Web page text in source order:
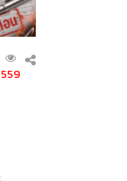
559